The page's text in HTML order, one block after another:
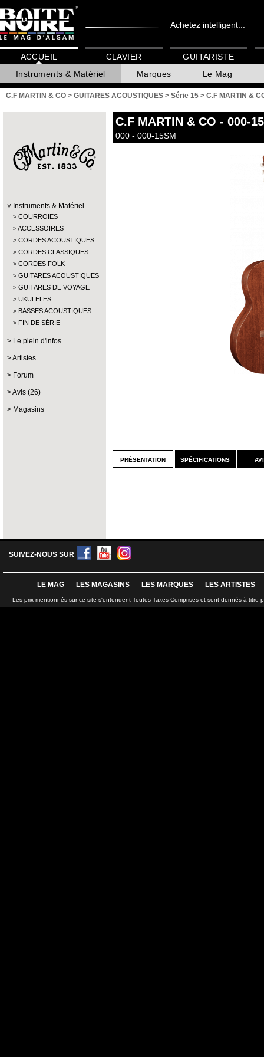
Achetez intelligent...
ACCUEIL
Instruments & Matériel
Marques Le Mag
CLAVIER GUITARISTE
C.F MARTIN & CO > GUITARES ACOUSTIQUES > Série 15 > C.F MARTIN &
Instruments & Matériel
COURROIES
ACCESSOIRES
CORDES ACOUSTIQUES
CORDES CLASSIQUES
CORDES FOLK
GUITARES ACOUSTIQUES
GUITARES DE VOYAGE
UKULELES
BASSES ACOUSTIQUES
FIN DE SÉRIE
Le plein d'infos
Artistes
Forum
Avis (26)
Magasins
C.F MARTIN & CO - 000-
000 - 000-15SM
présentation spécifications
SUIVEZ-NOUS SUR
LE MAG LES MAGASINS LES MARQUES LES ARTISTES
Les prix mentionnés sur ce site s'entendent Toutes Taxes Comprises et sont donnés à